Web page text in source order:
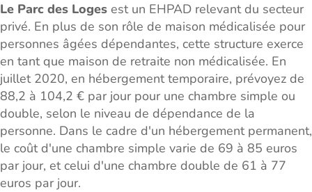
Le Parc des Loges est un EHPAD relevant du secteur
privé. En plus de son rôle de maison médicalisée pour
personnes âgées dépendantes, cette structure exerce
en tant que maison de retraite non médicalisée. En
juillet 2020, en hébergement temporaire, prévoyez de
88,2 à 104,2 € par jour pour une chambre simple ou
double, selon le niveau de dépendance de la
personne. Dans le cadre d'un hébergement permanent,
le coût d'une chambre simple varie de 69 à 85 euros
par jour, et celui d'une chambre double de 61 à 77
euros par jour.